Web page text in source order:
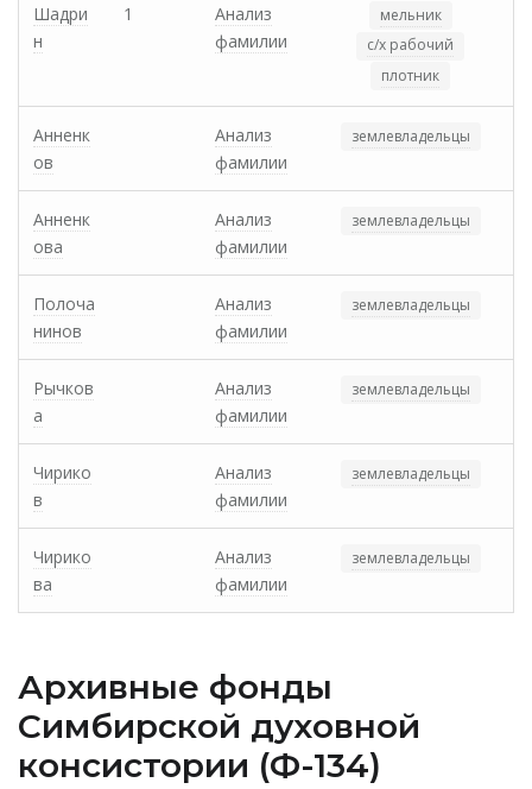
Шадри
н
1
Анализ
фамилии
мельник
с/х рабочий
плотник
Анненк
ов
Анализ
фамилии
землевладельцы
Анненк
ова
Анализ
фамилии
землевладельцы
Полоча
нинов
Анализ
фамилии
землевладельцы
Рычков
а
Анализ
фамилии
землевладельцы
Чирико
в
Анализ
фамилии
землевладельцы
Чирико
ва
Анализ
фамилии
землевладельцы
Архивные фонды
Cимбирской духовной
консистории (Ф-134)